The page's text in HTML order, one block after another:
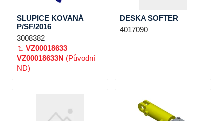
SLUPICE KOVANÁ
P/SF/2016
3008382
VZ00018633
VZ00018633N (Původní
ND)
DESKA SOFTER
4017090